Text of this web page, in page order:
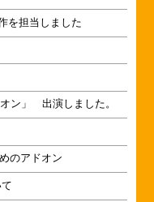
を担当しました
ン」 出演しました。
のアドオン